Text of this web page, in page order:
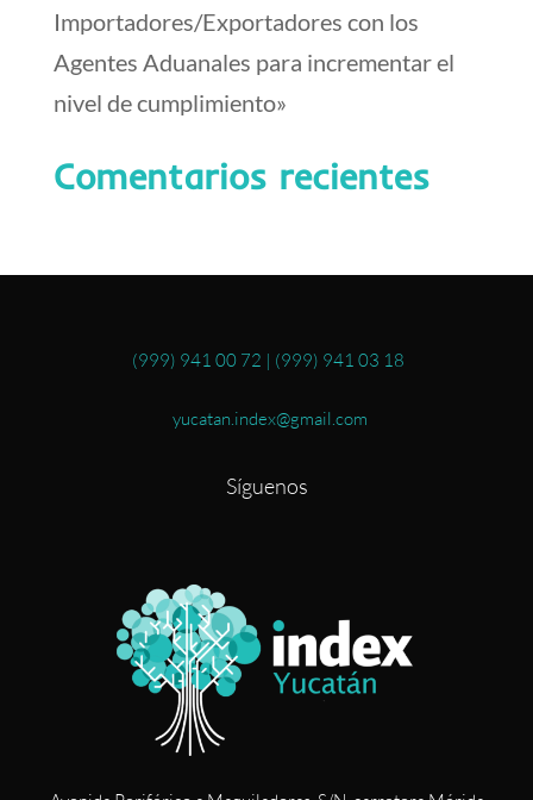
Importadores/Exportadores con los
Agentes Aduanales para incrementar el
nivel de cumplimiento»
Comentarios recientes
(999) 941 00 72 | (999) 941 03 18
yucatan.index@gmail.com
Síguenos